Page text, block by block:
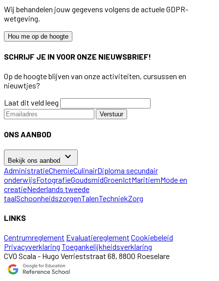
Wij behandelen jouw gegevens volgens de actuele GDPR-
wetgeving.
Hou me op de hoogte
SCHRIJF JE IN VOOR ONZE NIEUWSBRIEF!
Op de hoogte blijven van onze activiteiten, cursussen en
nieuwtjes?
Laat dit veld leeg
Verstuur
ONS AANBOD
Bekijk ons aanbod keyboard_arrow_down
AdministratieChemieCulinairDiploma secundair
onderwijsFotografieGoudsmidGroenIctMaritiemMode en
creatieNederlands tweede
taalSchoonheidszorgenTalenTechniekZorg
LINKS
Centrumreglement Evaluatiereglement Cookiebeleid
Privacyverklaring Toegankelijkheidsverklaring
CVO Scala - Hugo Verrieststraat 68, 8800 Roeselare